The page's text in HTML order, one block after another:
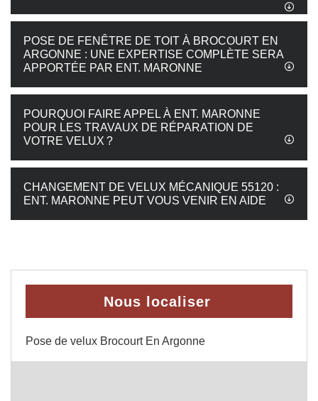
POSE DE FENÊTRE DE TOIT À BROCOURT EN
ARGONNE : UNE EXPERTISE COMPLÈTE SERA
APPORTÉE PAR ENT. MARONNE
POURQUOI FAIRE APPEL À ENT. MARONNE
POUR LES TRAVAUX DE RÉPARATION DE
VOTRE VELUX ?
CHANGEMENT DE VELUX MÉCANIQUE 55120 :
ENT. MARONNE PEUT VOUS VENIR EN AIDE
Nous localiser
Pose de velux Brocourt En Argonne